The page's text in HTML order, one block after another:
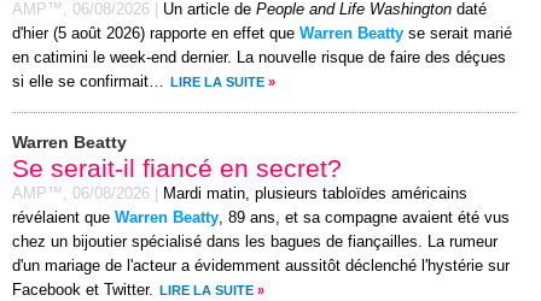
AMP™, 06/08/2026 Un article de People and Life Washington daté
d'hier (5 août 2026) rapporte en effet que Warren Beatty se serait marié
en catimini le week-end dernier. La nouvelle risque de faire des déçues
si elle se confirmait…
LIRE LA SUITE »
Warren Beatty
Se serait-il fiancé en secret?
AMP™, 06/08/2026
Mardi matin, plusieurs tabloïdes américains
révélaient que Warren Beatty, 89 ans, et sa compagne avaient été vus
chez un bijoutier spécialisé dans les bagues de fiançailles. La rumeur
d'un mariage de l'acteur a évidemment aussitôt déclenché l'hystérie sur
Facebook et Twitter.
LIRE LA SUITE »